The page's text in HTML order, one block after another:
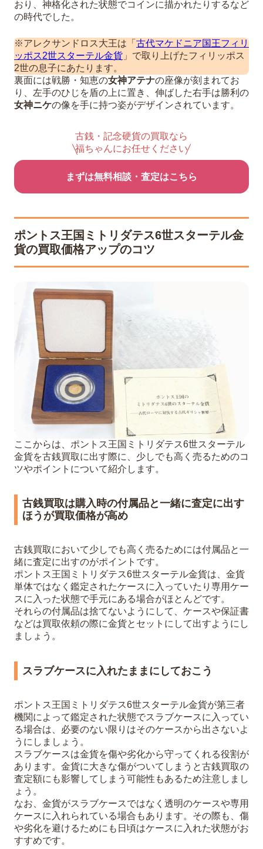
おり、神格化された状態でコインに描かれたりするなど
の時代でした。
※アレクサンドロス大王は「 古代マケドニア国王フィリ
ッポス2世スターテル金貨 」で取り上げたフィリッポス
2世の息子にあたります。
裏面には戦勝・知恵の女神アテナの座像が刻まれてお
り、左手のひじを盾の上に置き、伸ばした右手は勝利の
女神ニケの像を手に持つ姿がデザインされています。
古銭・記念硬貨の買取なら
福ちゃんにお任せください
まずは無料相談・査定はこちら
ポントス王国ミトリダテス6世スターテル金
貨の買取価格アップのコツ
ここからは、ポントス王国ミトリダテス6世スターテル
金貨を古銭買取に出す際に、少しでも高く売るためのコ
ツやポイントについて紹介します。
古銭買取は購入時の付属品と一緒に査定に出す
ほうが買取価格が高め
古銭買取において少しでも高く売るためには付属品と一
緒に査定に出すのがポイントです。
ポントス王国ミトリダテス6世スターテル金貨は、金貨
単体ではなく鑑定されたケースに入っていたり専用ケー
スに入った状態で手元にある場合がほとんどです。
それらの付属品は捨てないようにして、ケースや保証書
などは買取依頼の際に金貨とセットにして出すようにし
ましょう。
スラブケースに入れたままにしておこう
ポントス王国ミトリダテス6世スターテル金貨が第三者
機関によって鑑定された状態でスラブケースに入ってい
る場合は、必要のない限りはそのケースから出さないよ
うにしましょう。
スラブケースは金貨を傷や劣化から守ってくれる役割が
あります。金貨に大きな傷がついてしまうと古銭買取の
査定額にも影響してしまう可能性もあるため注意しまし
ょう。
なお、金貨がスラブケースではなく透明のケースや専用
ケースに入れられている場合もあります。その際も、傷
や劣化を避けるためにも日頃はケースに入れた状態がお
すすめです。